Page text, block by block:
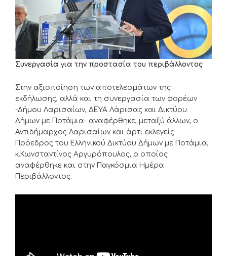
Συνεργασία για την προστασία του περιβάλλοντος
Στην αξιοποίηση των αποτελεσμάτων της
εκδήλωσης, αλλά και τη συνεργασία των φορέων
-Δήμου Λαρισαίων, ΔΕΥΑ Λάρισας και Δικτύου
Δήμων με Ποτάμια- αναφέρθηκε, μεταξύ άλλων, ο
Αντιδήμαρχος Λαρισαίων και άρτι εκλεγείς
Πρόεδρος του Ελληνικού Δικτύου Δήμων με Ποτάμια,
κ.Κωνσταντίνος Αργυρόπουλος, ο οποίος
αναφέρθηκε και στην Παγκόσμια Ημέρα
Περιβάλλοντος.